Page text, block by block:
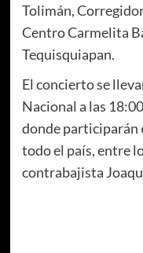
Tolimán,
Centro Carmelita
Tequisquiapan.
El concierto se
Nacional a las
donde participarán
todo el país, entre
contrabajista